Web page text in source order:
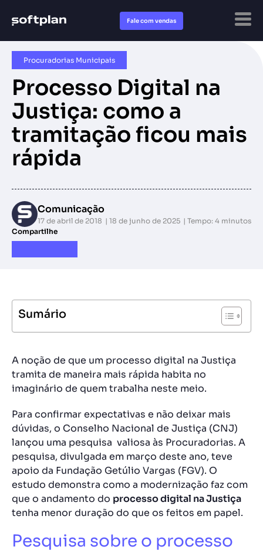
Fale com vendas
Procuradorias Municipais
Processo Digital na
Justiça: como a
tramitação ficou mais
rápida
Comunicação
17 de abril de 2018 18 de junho de 2025
Tempo: 4 minutos
Compartilhe
Sumário
A noção de que um processo digital na Justiça
tramita de maneira mais rápida habita no
imaginário de quem trabalha neste meio.
Para confirmar expectativas e não deixar mais
dúvidas, o Conselho Nacional de Justiça (CNJ)
lançou uma pesquisa valiosa às Procuradorias. A
pesquisa, divulgada em março deste ano, teve
apoio da Fundação Getúlio Vargas (FGV). O
estudo demonstra como a modernização faz com
que o andamento do processo digital na Justiça
tenha menor duração do que os feitos em papel.
Pesquisa sobre o processo